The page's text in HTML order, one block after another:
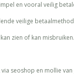
en vooral veilig
veilige
zien of kan misbruiken.
seoshop en mollie van